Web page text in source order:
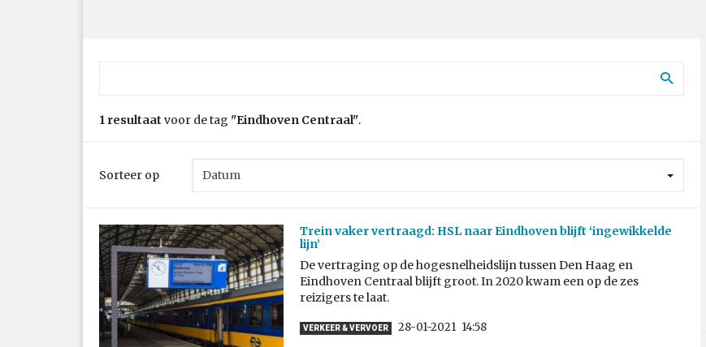
1 resultaat voor de tag "Eindhoven Centraal".
Sorteer op
Trein vaker vertraagd: HSL naar Eindhoven blijft ‘ingewikkelde
lijn’
De vertraging op de hogesnelheidslijn tussen Den Haag en
Eindhoven Centraal blijft groot. In 2020 kwam een op de zes
reizigers te laat.
VERKEER & VERVOER 28-01-2021 14:58